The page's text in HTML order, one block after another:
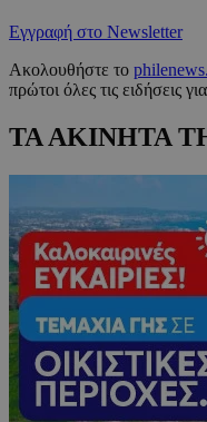
Εγγραφή στο Newsletter
Ακολουθήστε το
πρώτοι όλες τις ειδήσεις
ΤΑ ΑΚΙΝΗΤΑ